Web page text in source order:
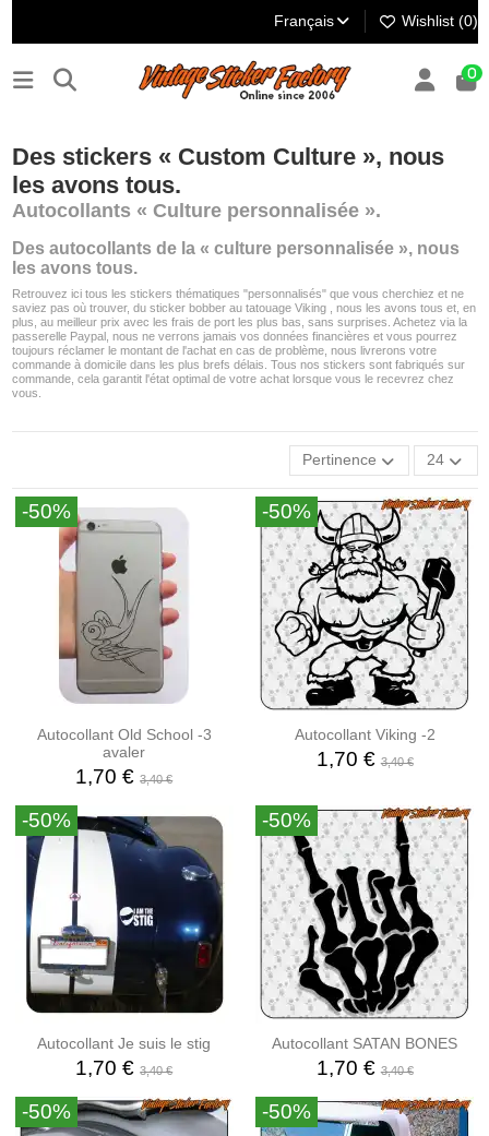
Français Wishlist (0)
0
Des stickers « Custom Culture », nous
les avons tous.
Autocollants « Culture personnalisée ».
Des autocollants de la « culture personnalisée », nous
les avons tous.
Retrouvez ici tous les stickers thématiques "personnalisés" que vous cherchiez et ne
saviez pas où trouver, du sticker bobber au tatouage Viking , nous les avons tous et, en
plus, au meilleur prix avec les frais de port les plus bas, sans surprises. Achetez via la
passerelle Paypal, nous ne verrons jamais vos données financières et vous pourrez
toujours réclamer le montant de l'achat en cas de problème, nous livrerons votre
commande à domicile dans les plus brefs délais. Tous nos stickers sont fabriqués sur
commande, cela garantit l'état optimal de votre achat lorsque vous le recevrez chez
vous.
Pertinence 24
-50%
Autocollant Old School -3
avaler
1,70 €3,40 €
-50%
Autocollant Viking -2
1,70 €3,40 €
-50%
Autocollant Je suis le stig
1,70 €3,40 €
-50%
Autocollant SATAN BONES
1,70 €3,40 €
-50% -50%